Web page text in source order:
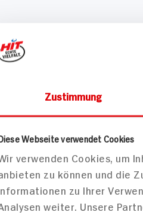
Zustimmung
Webseite verwendet Cookies
verwenden Cookies, um
zu können und die
zu Ihrer
weiter. Unsere
Echte Vielfalt.
für uns nicht nur ein
ist ein Ort, wo Einkaufen
der anderen Seite aber auch
verbringen kann und ein
mit Preisen wie beim
Vielfalt“.